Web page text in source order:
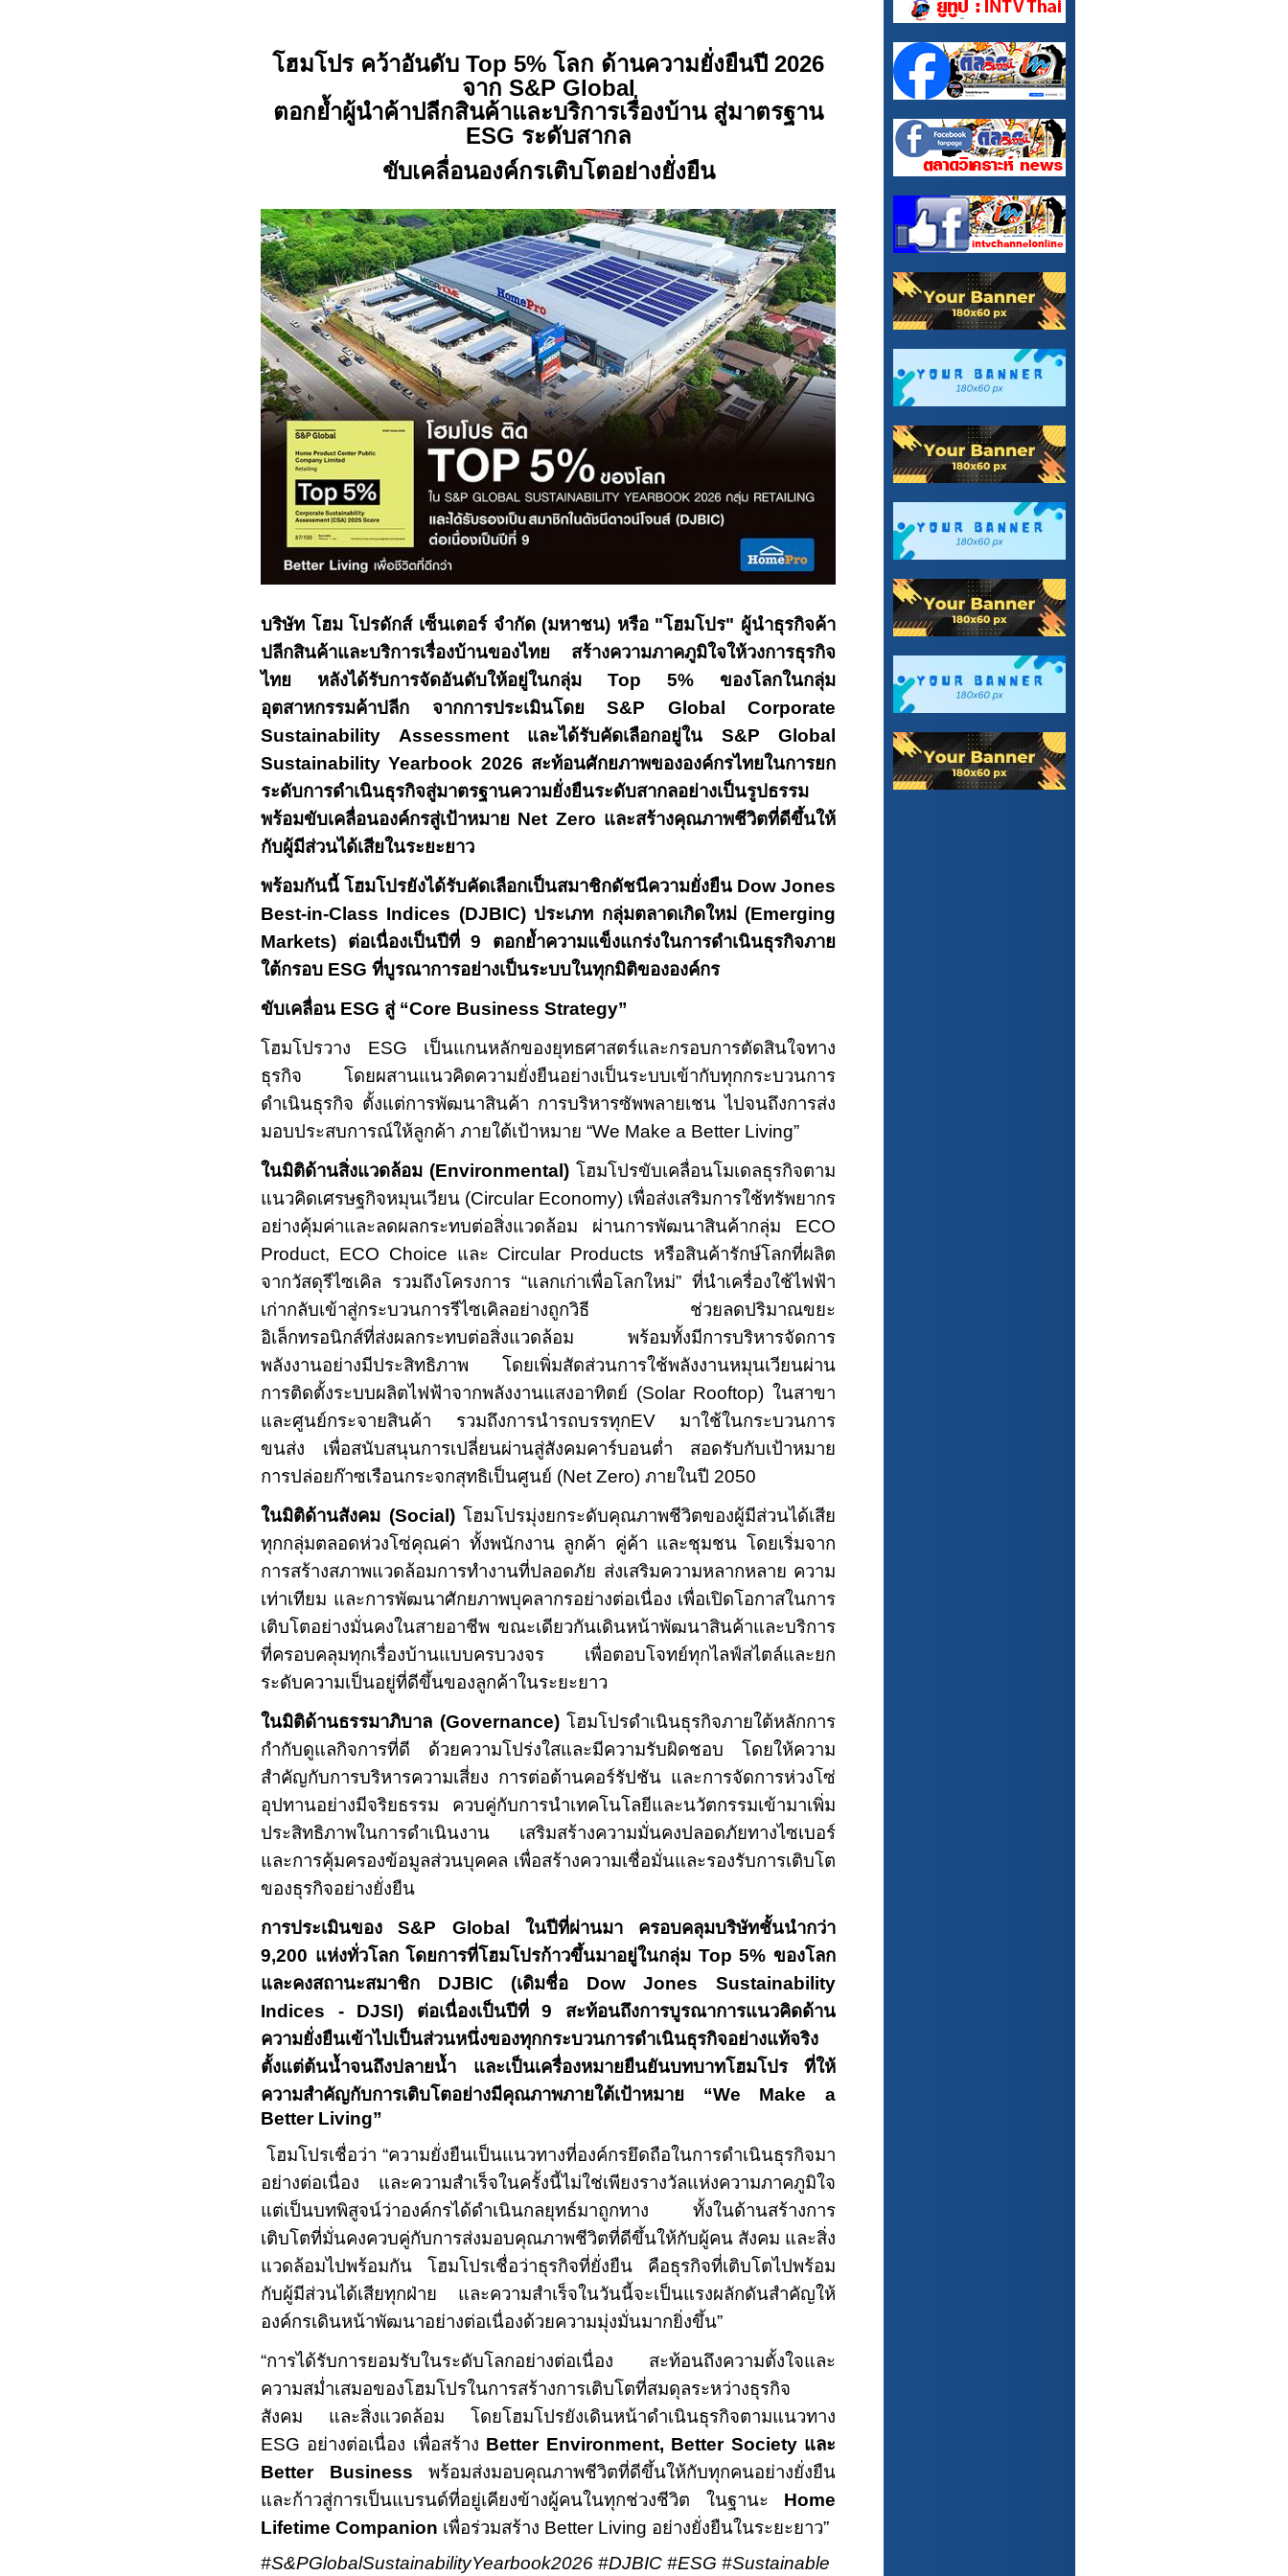
โฮมโปร คว้าอันดับ Top 5% โลก ด้านความยั่งยืนปี 2026
จาก S&P Global
ตอกย้ำผู้นำค้าปลีกสินค้าและบริการเรื่องบ้าน สู่มาตรฐาน
ESG ระดับสากล
ขับเคลื่อนองค์กรเติบโตอย่างยั่งยืน
บริษัท โฮม โปรดักส์ เซ็นเตอร์ จำกัด (มหาชน) หรือ "โฮมโปร" ผู้นำธุรกิจค้า
ปลีกสินค้าและบริการเรื่องบ้านของไทย สร้างความภาคภูมิใจให้วงการธุรกิจ
ไทย หลังได้รับการจัดอันดับให้อยู่ในกลุ่ม Top 5% ของโลกในกลุ่ม
อุตสาหกรรมค้าปลีก จากการประเมินโดย S&P Global Corporate
Sustainability Assessment และได้รับคัดเลือกอยู่ใน S&P Global
Sustainability Yearbook 2026 สะท้อนศักยภาพขององค์กรไทยในการยก
ระดับการดำเนินธุรกิจสู่มาตรฐานความยั่งยืนระดับสากลอย่างเป็นรูปธรรม
พร้อมขับเคลื่อนองค์กรสู่เป้าหมาย Net Zero และสร้างคุณภาพชีวิตที่ดีขึ้นให้
กับผู้มีส่วนได้เสียในระยะยาว
พร้อมกันนี้ โฮมโปรยังได้รับคัดเลือกเป็นสมาชิกดัชนีความยั่งยืน Dow Jones
Best-in-Class Indices (DJBIC) ประเภท กลุ่มตลาดเกิดใหม่ (Emerging
Markets) ต่อเนื่องเป็นปีที่9 ตอกย้ำความแข็งแกร่งในการดำเนินธุรกิจภาย
ใต้กรอบ ESG ที่บูรณาการอย่างเป็นระบบในทุกมิติขององค์กร
ขับเคลื่อน ESG สู่ “Core Business Strategy”
โฮมโปรวาง ESG เป็นแกนหลักของยุทธศาสตร์และกรอบการตัดสินใจทาง
ธุรกิจ โดยผสานแนวคิดความยั่งยืนอย่างเป็นระบบเข้ากับทุกกระบวนการ
ดำเนินธุรกิจ ตั้งแต่การพัฒนาสินค้า การบริหารซัพพลายเชน ไปจนถึงการส่ง
มอบประสบการณ์ให้ลูกค้า ภายใต้เป้าหมาย “We Make a Better Living”
ในมิติด้านสิ่งแวดล้อม (Environmental) โฮมโปรขับเคลื่อนโมเดลธุรกิจตาม
แนวคิดเศรษฐกิจหมุนเวียน (Circular Economy) เพื่อส่งเสริมการใช้ทรัพยากร
อย่างคุ้มค่าและลดผลกระทบต่อสิ่งแวดล้อม ผ่านการพัฒนาสินค้ากลุ่ม ECO
Product, ECO Choice และ Circular Products หรือสินค้ารักษ์โลกที่ผลิต
จากวัสดุรีไซเคิล รวมถึงโครงการ “แลกเก่าเพื่อโลกใหม่” ที่นำเครื่องใช้ไฟฟ้า
เก่ากลับเข้าสู่กระบวนการรีไซเคิลอย่างถูกวิธี ช่วยลดปริมาณขยะ
อิเล็กทรอนิกส์ที่ส่งผลกระทบต่อสิ่งแวดล้อม พร้อมทั้งมีการบริหารจัดการ
พลังงานอย่างมีประสิทธิภาพ โดยเพิ่มสัดส่วนการใช้พลังงานหมุนเวียนผ่าน
การติดตั้งระบบผลิตไฟฟ้าจากพลังงานแสงอาทิตย์ (Solar Rooftop)ในสาขา
และศูนย์กระจายสินค้า รวมถึงการนำรถบรรทุกEV มาใช้ในกระบวนการ
ขนส่ง เพื่อสนับสนุนการเปลี่ยนผ่านสู่สังคมคาร์บอนต่ำ สอดรับกับเป้าหมาย
การปล่อยก๊าซเรือนกระจกสุทธิเป็นศูนย์ (Net Zero) ภายในปี 2050
ในมิติด้านสังคม (Social) โฮมโปรมุ่งยกระดับคุณภาพชีวิตของผู้มีส่วนได้เสีย
ทุกกลุ่มตลอดห่วงโซ่คุณค่า ทั้งพนักงาน ลูกค้า คู่ค้า และชุมชน โดยเริ่มจาก
การสร้างสภาพแวดล้อมการทำงานที่ปลอดภัย ส่งเสริมความหลากหลาย ความ
เท่าเทียม และการพัฒนาศักยภาพบุคลากรอย่างต่อเนื่อง เพื่อเปิดโอกาสในการ
เติบโตอย่างมั่นคงในสายอาชีพ ขณะเดียวกันเดินหน้าพัฒนาสินค้าและบริการ
ที่ครอบคลุมทุกเรื่องบ้านแบบครบวงจร เพื่อตอบโจทย์ทุกไลฟ์สไตล์และยก
ระดับความเป็นอยู่ที่ดีขึ้นของลูกค้าในระยะยาว
ในมิติด้านธรรมาภิบาล (Governance) โฮมโปรดำเนินธุรกิจภายใต้หลักการ
กำกับดูแลกิจการที่ดี ด้วยความโปร่งใสและมีความรับผิดชอบ โดยให้ความ
สำคัญกับการบริหารความเสี่ยง การต่อต้านคอร์รัปชัน และการจัดการห่วงโซ่
อุปทานอย่างมีจริยธรรม ควบคู่กับการนำเทคโนโลยีและนวัตกรรมเข้ามาเพิ่ม
ประสิทธิภาพในการดำเนินงาน เสริมสร้างความมั่นคงปลอดภัยทางไซเบอร์
และการคุ้มครองข้อมูลส่วนบุคคล เพื่อสร้างความเชื่อมั่นและรองรับการเติบโต
ของธุรกิจอย่างยั่งยืน
การประเมินของS&P Global ในปีที่ผ่านมา ครอบคลุมบริษัทชั้นนำกว่า
9,200 แห่งทั่วโลก โดยการที่โฮมโปรก้าวขึ้นมาอยู่ในกลุ่ม Top 5% ของโลก
และคงสถานะสมาชิก DJBIC (เดิมชื่อ Dow Jones Sustainability
Indices - DJSI) ต่อเนื่องเป็นปีที่9 สะท้อนถึงการบูรณาการแนวคิดด้าน
ความยั่งยืนเข้าไปเป็นส่วนหนึ่งของทุกกระบวนการดำเนินธุรกิจอย่างแท้จริง
ตั้งแต่ต้นน้ำจนถึงปลายน้ำ และเป็นเครื่องหมายยืนยันบทบาทโฮมโปร ที่ให้
ความสำคัญกับการเติบโตอย่างมีคุณภาพภายใต้เป้าหมาย “We Make a
Better Living”
โฮมโปรเชื่อว่า “ความยั่งยืนเป็นแนวทางที่องค์กรยึดถือในการดำเนินธุรกิจมา
อย่างต่อเนื่อง และความสำเร็จในครั้งนี้ไม่ใช่เพียงรางวัลแห่งความภาคภูมิใจ
แต่เป็นบทพิสูจน์ว่าองค์กรได้ดำเนินกลยุทธ์มาถูกทาง ทั้งในด้านสร้างการ
เติบโตที่มั่นคงควบคู่กับการส่งมอบคุณภาพชีวิตที่ดีขึ้นให้กับผู้คน สังคม และสิ่ง
แวดล้อมไปพร้อมกัน โฮมโปรเชื่อว่าธุรกิจที่ยั่งยืน คือธุรกิจที่เติบโตไปพร้อม
กับผู้มีส่วนได้เสียทุกฝ่าย และความสำเร็จในวันนี้จะเป็นแรงผลักดันสำคัญให้
องค์กรเดินหน้าพัฒนาอย่างต่อเนื่องด้วยความมุ่งมั่นมากยิ่งขึ้น”
“การได้รับการยอมรับในระดับโลกอย่างต่อเนื่อง สะท้อนถึงความตั้งใจและ
ความสม่ำเสมอของโฮมโปรในการสร้างการเติบโตที่สมดุลระหว่างธุรกิจ
สังคม และสิ่งแวดล้อม โดยโฮมโปรยังเดินหน้าดำเนินธุรกิจตามแนวทาง
ESG อย่างต่อเนื่อง เพื่อสร้าง Better Environment, Better Society และ
Better Business
พร้อมส่งมอบคุณภาพชีวิตที่ดีขึ้นให้กับทุกคนอย่างยั่งยืน
และก้าวสู่การเป็นแบรนด์ที่อยู่เคียงข้างผู้คนในทุกช่วงชีวิต ในฐานะ Home
Lifetime Companion เพื่อร่วมสร้าง Better Living อย่างยั่งยืนในระยะยาว”
#S&PGlobalSustainabilityYearbook2026 #DJBIC #ESG #Sustainable